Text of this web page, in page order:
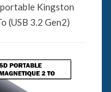
portable Kingston
(USB 3.2 Gen2)